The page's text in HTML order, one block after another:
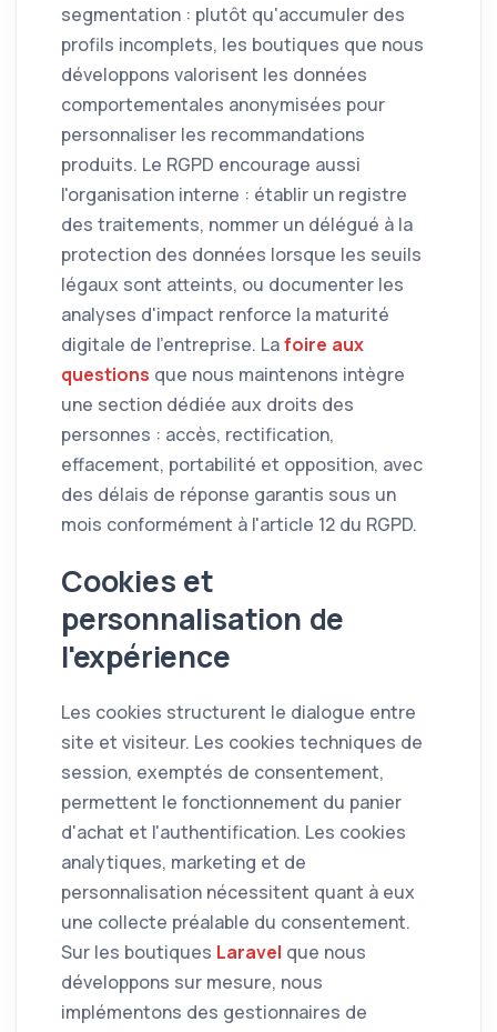
segmentation : plutôt qu'accumuler des
profils incomplets, les boutiques que nous
développons valorisent les données
comportementales anonymisées pour
personnaliser les recommandations
produits. Le RGPD encourage aussi
l'organisation interne : établir un registre
des traitements, nommer un délégué à la
protection des données lorsque les seuils
légaux sont atteints, ou documenter les
analyses d'impact renforce la maturité
digitale de l'entreprise. Lafoire aux
questions que nous maintenons intègre
une section dédiée aux droits des
personnes : accès, rectification,
effacement, portabilité et opposition, avec
des délais de réponse garantis sous un
mois conformément à l'article 12 du RGPD.
Cookies et
personnalisation de
l'expérience
Les cookies structurent le dialogue entre
site et visiteur. Les cookies techniques de
session, exemptés de consentement,
permettent le fonctionnement du panier
d'achat et l'authentification. Les cookies
analytiques, marketing et de
personnalisation nécessitent quant à eux
une collecte préalable du consentement.
Sur les boutiques Laravel que nous
développons sur mesure, nous
implémentons des gestionnaires de